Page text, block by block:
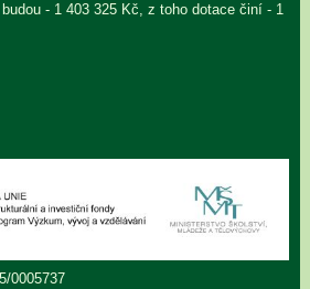
- 1 403 325 Kč, z toho dotace činí - 1
0005737